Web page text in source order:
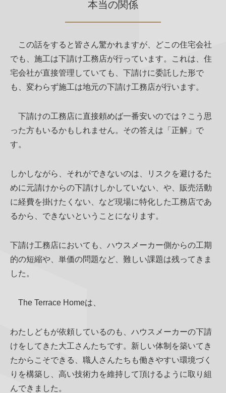
本当の関係
この話をすると皆さん驚かれますが、どこの住宅会社
でも、施工は下請け工務店が行っています。これは、住
宅会社が直接管理していても、下請けに委託した形で
も、変わらず施工は地元の下請け工務店が行います。
下請けの工務店に直接頼めば一番安いのでは？こう思
った方もいるかもしれません。その答えは「正解」で
す。
しかしながら、それができないのは、リスクを避けるた
めに元請けからの下請けしかしていない、や、販売活動
に経費を掛けたくない、など現場に特化した工務店であ
るから、できないということになります。
下請け工務店においても、ハウスメーカー側からの工期
的の短縮や、単価の問題など、難しい課題は残ってきま
した。
The Terrace Homeは、
わたしどもが依頼しているのも、ハウスメーカーの下請
けをしてきた大工さんたちです。新しい体制を築いてき
たからこそできる、職人さんたちも働きやすい環境づく
りを構築し、高い技術力を維持して頂けるように取り組
んできました。